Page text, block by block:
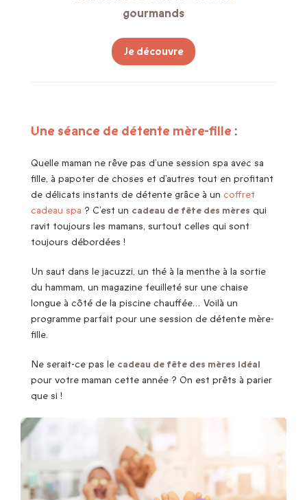
gourmands
Je découvre
Une séance de détente mère-fille:
Quelle maman ne rêve pas d’une session spa avec sa
fille, à papoter de choses et d’autres tout en profitant
de délicats instants de détente grâce à un coffret
cadeau spa ? C’est un cadeau de fête des mères qui
ravit toujours les mamans, surtout celles qui sont
toujours débordées !
Un saut dans le jacuzzi, un thé à la menthe à la sortie
du hammam, un magazine feuilleté sur une chaise
longue à côté de la piscine chauffée… Voilà un
programme parfait pour une session de détente mère-
fille.
Ne serait-ce pas le cadeau de fête des mères idéal
pour votre maman cette année ? On est prêts à parier
que si !